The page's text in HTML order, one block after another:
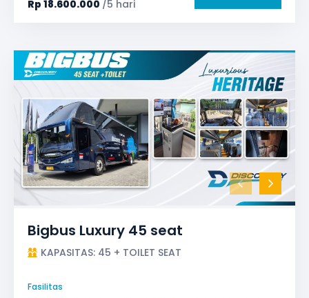
Rp 18.600.000 /5 hari
Bigbus Luxury 45 seat
KAPASITAS: 45 + TOILET SEAT
Fasilitas